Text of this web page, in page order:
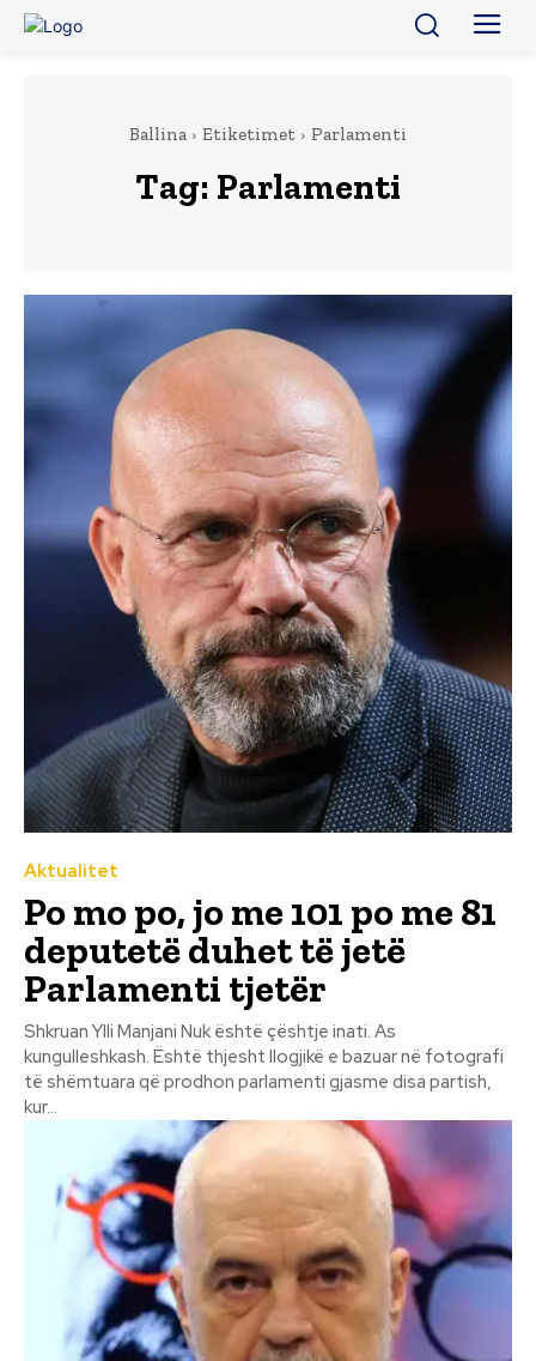
Ballina Etiketimet Parlamenti
Tag: Parlamenti
Aktualitet
Po mo po, jo me 101 po me 81
deputetë duhet të jetë
Parlamenti tjetër
Shkruan Ylli Manjani Nuk është çështje inati. As
kungulleshkash. Është thjesht llogjikë e bazuar në fotografi
të shëmtuara që prodhon parlamenti gjasme disa partish,
kur...